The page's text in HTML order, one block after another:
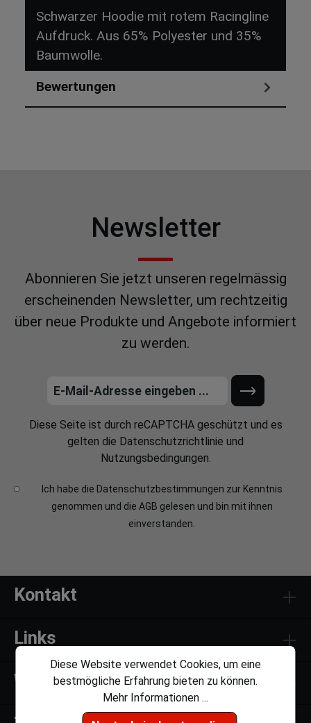
Schwarzer Hoodie mit rotem Racingline
Aufdruck. Aus 65% Polyester und 35%
Baumwolle.
Bewertungen
Newsletter
Abonnieren Sie jetzt unseren regelmässig
erscheinenden Newsletter, um rechtzeitig
über neue Produkte und Angebote informiert
zu werden.
Diese Seite ist durch reCAPTCHA geschützt und es
gelten die Datenschutzrichtlinie und
Nutzungsbedingungen.
Ich habe die Datenschutzbestimmungen zur Kenntnis
genommen und die AGB gelesen und bin mit ihnen
einverstanden.
Kontakt
Links
Weiteres
Diese Website verwendet Cookies, um eine
bestmögliche Erfahrung bieten zu können.
Mehr Informationen ...